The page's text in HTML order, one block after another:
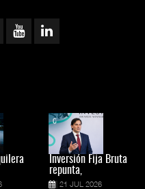
Inversión Fija Bruta
repunta,
21 JUL 2026